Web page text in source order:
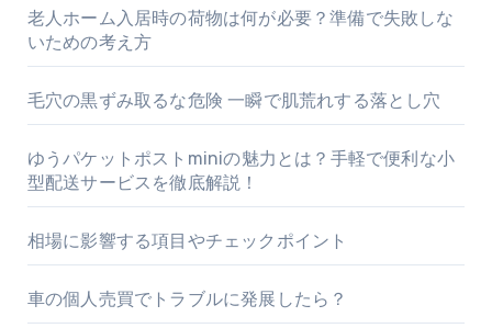
老人ホーム入居時の荷物は何が必要？準備で失敗しな
いための考え方
毛穴の黒ずみ取るな危険 一瞬で肌荒れする落とし穴
ゆうパケットポストminiの魅力とは？手軽で便利な小
型配送サービスを徹底解説！
相場に影響する項目やチェックポイント
車の個人売買でトラブルに発展したら？